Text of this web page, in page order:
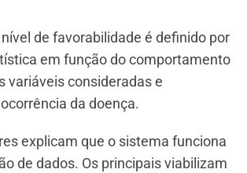
de favorabilidade é definido por
em função do comportamento
variáveis consideradas e
da doença.
explicam que o sistema funciona
de dados. Os principais viabilizam